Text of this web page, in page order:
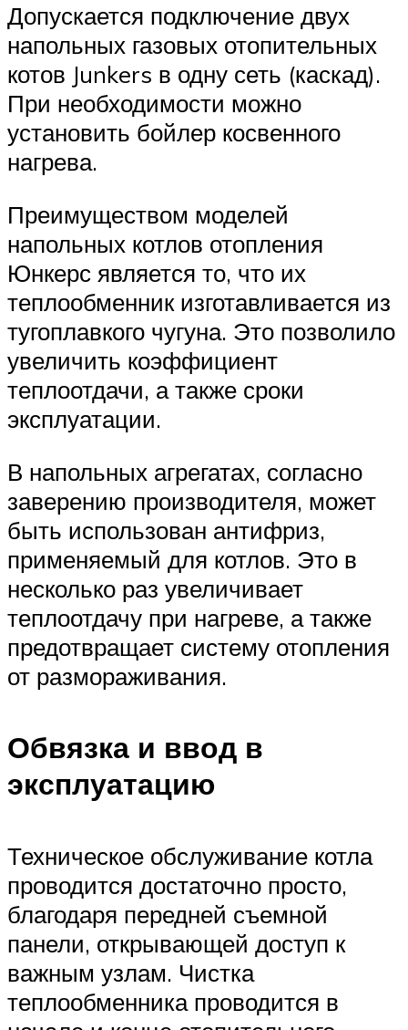
Допускается подключение двух
напольных газовых отопительных
котов Junkers в одну сеть (каскад).
При необходимости можно
установить бойлер косвенного
нагрева.
Преимуществом моделей
напольных котлов отопления
Юнкерс является то, что их
теплообменник изготавливается из
тугоплавкого чугуна. Это позволило
увеличить коэффициент
теплоотдачи, а также сроки
эксплуатации.
В напольных агрегатах, согласно
заверению производителя, может
быть использован антифриз,
применяемый для котлов. Это в
несколько раз увеличивает
теплоотдачу при нагреве, а также
предотвращает систему отопления
от размораживания.
Обвязка и ввод в
эксплуатацию
Техническое обслуживание котла
проводится достаточно просто,
благодаря передней съемной
панели, открывающей доступ к
важным узлам. Чистка
теплообменника проводится в